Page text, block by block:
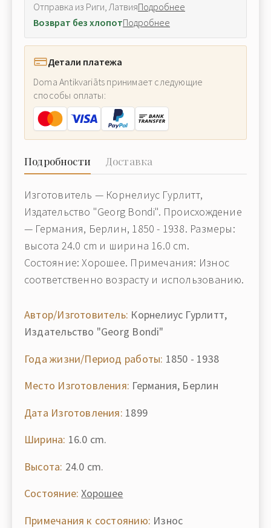
Отправка из Риги, ЛатвияПодробнее
Возврат без хлопотПодробнее
Детали платежа
Doma Antikvariāts принимает следующие
способы оплаты:
Подробности Доставка
Изготовитель — Корнелиус Гурлитт,
Издательство "Georg Bondi". Происхождение
— Германия, Берлин, 1850 - 1938. Размеры:
высота 24.0 cm и ширина 16.0 cm.
Состояние: Хорошее. Примечания: Износ
соответственно возрасту и использованию.
Автор/Изготовитель: Корнелиус Гурлитт,
Издательство "Georg Bondi"
Года жизни/Период работы: 1850 - 1938
Место Изготовления: Германия, Берлин
Дата Изготовления: 1899
Ширина: 16.0 cm.
Высота: 24.0 cm.
Состояние: Хорошее
Примечания к состоянию: Износ